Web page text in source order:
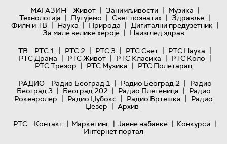
МАГАЗИН
Живот | Занимљивости | Музика |
Технологијa | Путујемо | Свет познатих | Здравље |
Филм и ТВ | Наука | Природа | Дигитални предузетник |
За мале велике хероје | Наизглед здрав
ТВ
РТС 1 | РТС 2 | РТС 3 | РТС Свет | РТС Наука |
РТС Драма | РТС Живот | РТС Класика | РТС Коло |
РТС Трезор | РТС Музика | РТС Полетарац
РАДИО
Радио Београд 1 | Радио Београд 2 | Радио
Београд 3 | Београд 202 | Радио Плетеница | Радио
Рокенролер | Радио Џубокс | Радио Вртешка | Радио
Џезер | Архив
РТС
Контакт | Маркетинг | Јавне набавке | Конкурси |
Интернет портал